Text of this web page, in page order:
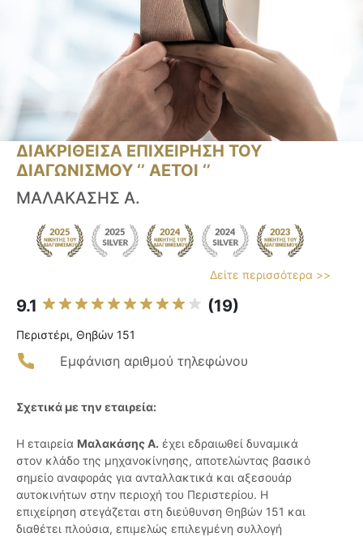
ΔΙΑΚΡΙΘΕΙΣΑ ΕΠΙΧΕΙΡΗΣΗ ΤΟΥ
ΔΙΑΓΩΝΙΣΜΟΥ ‘’ ΑΕΤΟΙ ‘’
ΜΑΛΑΚΑΣΗΣ A.
Δείτε περισσότερα >>
9.1 (19)
Περιστέρι, Θηβών 151
Εμφάνιση αριθμού τηλεφώνου
Σχετικά με την εταιρεία:
Η εταιρεία Μαλακάσης Α. έχει εδραιωθεί δυναμικά
στον κλάδο της μηχανοκίνησης, αποτελώντας βασικό
σημείο αναφοράς για ανταλλακτικά και αξεσουάρ
αυτοκινήτων στην περιοχή του Περιστερίου. Η
επιχείρηση στεγάζεται στη διεύθυνση Θηβών 151 και
διαθέτει πλούσια, επιμελώς επιλεγμένη συλλογή